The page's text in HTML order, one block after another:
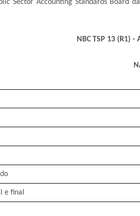
Sector Accounting Standards Board
NBC TSP 13 (R1) -
e final